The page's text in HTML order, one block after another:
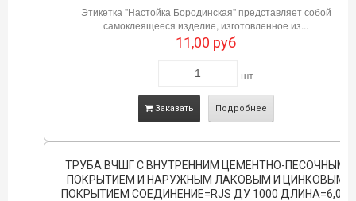
Этикетка "Настойка Бородинская" представляет собой
самоклеящееся изделие, изготовленное из...
11,00 руб
шт
Заказать Подробнее
ТРУБА ВЧШГ С ВНУТРЕННИМ ЦЕМЕНТНО-ПЕСОЧНЫМ
ПОКРЫТИЕМ И НАРУЖНЫМ ЛАКОВЫМ И ЦИНКОВЫМ
ПОКРЫТИЕМ СОЕДИНЕНИЕ=RJS ДУ 1000 ДЛИНА=6,0М